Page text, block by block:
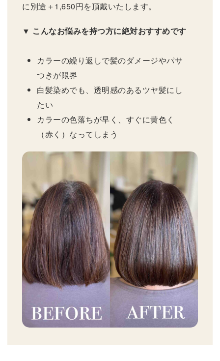
に別途＋1,650円を頂戴いたします。
▼ こんなお悩みを持つ方に絶対おすすめです
カラーの繰り返しで髪のダメージやパサ
つきが限界
白髪染めでも、透明感のあるツヤ髪にし
たい
カラーの色落ちが早く、すぐに黄色く
（赤く）なってしまう